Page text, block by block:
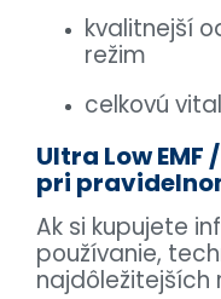
kvalitnejší
režim
celkovú
Ultra Low EMF
pri
Ak si kupujete
používanie,
najdôležitejších